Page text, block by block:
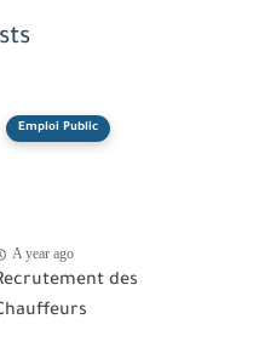
Emploi Public
A year ago
des